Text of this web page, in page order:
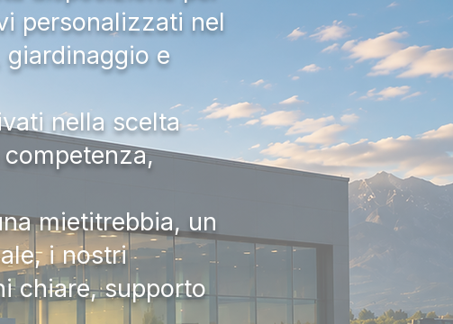
personalizzati nel
e
nella scelta
mietitrebbia, un
i nostri
chiare, supporto